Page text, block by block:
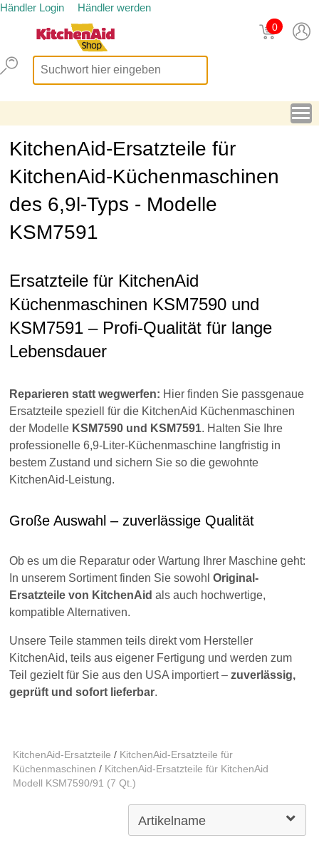
Händler Login Händler werden
0
KitchenAid-Ersatzteile für
KitchenAid-Küchenmaschinen
des 6,9l-Typs - Modelle
KSM7591
Ersatzteile für KitchenAid
Küchenmaschinen KSM7590 und
KSM7591 – Profi-Qualität für lange
Lebensdauer
Reparieren statt wegwerfen: Hier finden Sie passgenaue
Ersatzteile speziell für die KitchenAid Küchenmaschinen
der Modelle KSM7590 und KSM7591. Halten Sie Ihre
professionelle 6,9-Liter-Küchenmaschine langfristig in
bestem Zustand und sichern Sie so die gewohnte
KitchenAid-Leistung.
Große Auswahl – zuverlässige Qualität
Ob es um die Reparatur oder Wartung Ihrer Maschine geht:
In unserem Sortiment finden Sie sowohl Original-
Ersatzteile von KitchenAid als auch hochwertige,
kompatible Alternativen.
Unsere Teile stammen teils direkt vom Hersteller
KitchenAid, teils aus eigener Fertigung und werden zum
Teil gezielt für Sie aus den USA importiert – zuverlässig,
geprüft und sofort lieferbar.
KitchenAid-Ersatzteile / KitchenAid-Ersatzteile für
Küchenmaschinen / KitchenAid-Ersatzteile für KitchenAid
Modell KSM7590/91 (7 Qt.)